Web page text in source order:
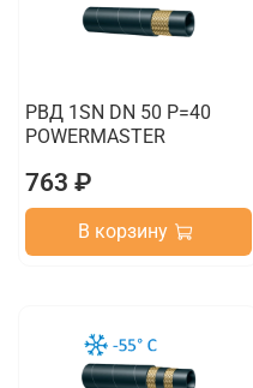
РВД 1SN DN 50 P=40
POWERMASTER
763 ₽
В корзину